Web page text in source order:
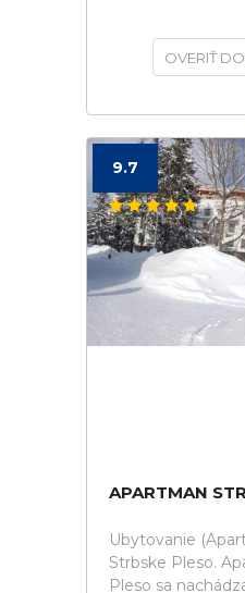
OVERIŤ
9.7
APARTMAN
Ubytovanie
Strbske Pleso.
Pleso sa